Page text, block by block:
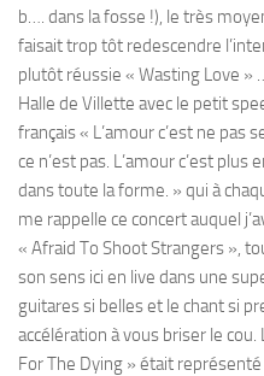
b…. dans la fosse !), le très
faisait trop tôt redescendre
plutôt réussie « Wasting Love »
Halle de Villette avec le petit
français « L’amour c’est ne pas
ce n’est pas. L’amour c’est
dans toute la forme. » qui à
me rappelle ce concert auquel
« Afraid To Shoot Strangers »,
son sens ici en live dans une
guitares si belles et le chant si
accélération à vous briser le
For The Dying » était